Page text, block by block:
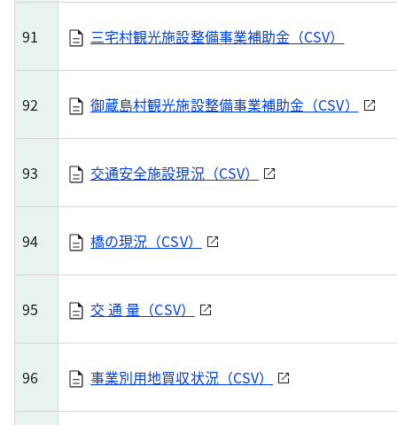
91 三宅村観光施設整備事業補助金（CSV）
92 御蔵島村観光施設整備事業補助金（CSV）
93 交通安全施設現況（CSV）
94 橋の現況（CSV）
95 交 通 量（CSV）
96 事業別用地買収状況（CSV）